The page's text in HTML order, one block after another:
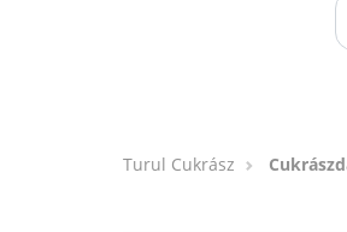
Turul Cukrász